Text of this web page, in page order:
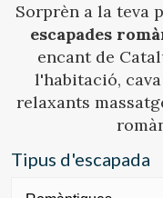
Sorprèn a la teva
escapades
encant de
l'habitació,
relaxants
Tipus d'escapada